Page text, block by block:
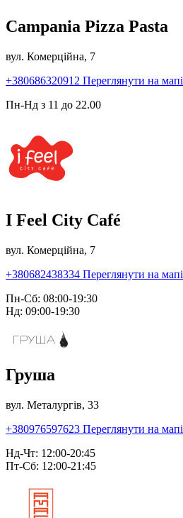
Campania Pizza Pasta
вул. Комерційна, 7
+380686320912 Переглянути на мапі
Пн-Нд з 11 до 22.00
I Feel City Café
вул. Комерційна, 7
+380682438334 Переглянути на мапі
Пн-Сб: 08:00-19:30
Нд: 09:00-19:30
Груша
вул. Металургів, 33
+380976597623 Переглянути на мапі
Нд-Чт: 12:00-20:45
Пт-Сб: 12:00-21:45